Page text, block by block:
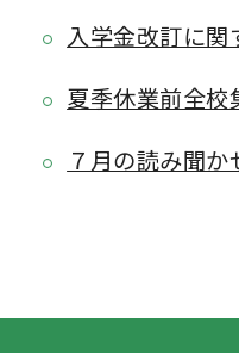
入学金改訂に関
夏季休業前全校
７月の読み聞か